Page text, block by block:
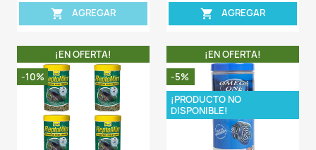
Sea el primero en escribir una reseña